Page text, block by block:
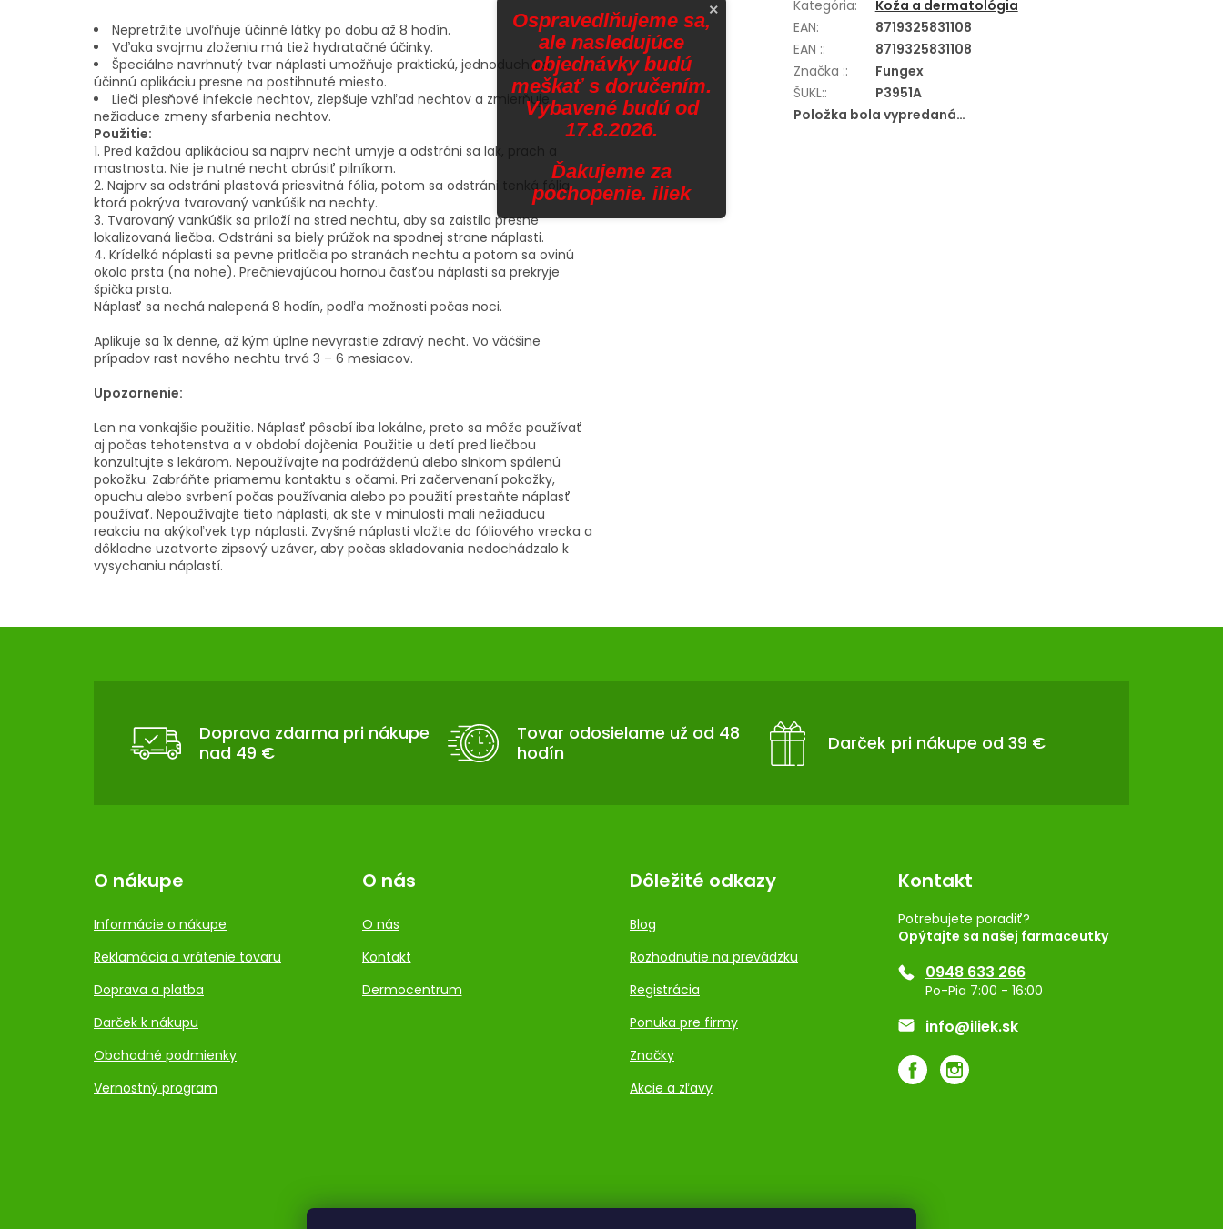
Nepretržite uvoľňuje účinné látky po dobu až 8 hodín.
Vďaka svojmu zloženiu má tiež hydratačné účinky.
Špeciálne navrhnutý tvar náplasti umožňuje praktickú, jednoduchú a
účinnú aplikáciu presne na postihnuté miesto.
Lieči plesňové infekcie nechtov, zlepšuje vzhľad nechtov a zmierňuje
nežiaduce zmeny sfarbenia nechtov.
Použitie:
1. Pred každou aplikáciou sa najprv necht umyje a odstráni sa lak, prach a
mastnosta. Nie je nutné necht obrúsiť pilníkom.
2. Najprv sa odstráni plastová priesvitná fólia, potom sa odstráni tenká fólia,
ktorá pokrýva tvarovaný vankúšik na nechty.
3. Tvarovaný vankúšik sa priloží na stred nechtu, aby sa zaistila presne
lokalizovaná liečba. Odstráni sa biely prúžok na spodnej strane náplasti.
4. Krídelká náplasti sa pevne pritlačia po stranách nechtu a potom sa ovinú
okolo prsta (na nohe). Prečnievajúcou hornou časťou náplasti sa prekryje
špička prsta.
Náplasť sa nechá nalepená 8 hodín, podľa možnosti počas noci.
Aplikuje sa 1x denne, až kým úplne nevyrastie zdravý necht. Vo väčšine
prípadov rast nového nechtu trvá 3 – 6 mesiacov.
Upozornenie:
Len na vonkajšie použitie. Náplasť pôsobí iba lokálne, preto sa môže používať
aj počas tehotenstva a v období dojčenia. Použitie u detí pred liečbou
konzultujte s lekárom. Nepoužívajte na podráždenú alebo slnkom spálenú
pokožku. Zabráňte priamemu kontaktu s očami. Pri začervenaní pokožky,
opuchu alebo svrbení počas používania alebo po použití prestaňte náplasť
používať. Nepoužívajte tieto náplasti, ak ste v minulosti mali nežiaducu
reakciu na akýkoľvek typ náplasti. Zvyšné náplasti vložte do fóliového vrecka a
dôkladne uzatvorte zipsový uzáver, aby počas skladovania nedochádzalo k
vysychaniu náplastí.
Kategória:
Koža a dermatológia
EAN:
8719325831108
EAN ::
8719325831108
Značka ::
Fungex
ŠUKL::
P3951A
Položka bola vypredaná…
Doprava zdarma pri nákupe
nad 49 €
Tovar odosielame už od 48
hodín
Darček pri nákupe od 39 €
O nákupe
Informácie o nákupe
Reklamácia a vrátenie tovaru
Doprava a platba
Darček k nákupu
Obchodné podmienky
Vernostný program
O nás
O nás
Kontakt
Dermocentrum
Dôležité odkazy
Blog
Rozhodnutie na prevádzku
Registrácia
Ponuka pre firmy
Značky
Akcie a zľavy
Kontakt
Potrebujete poradiť?
Opýtajte sa našej farmaceutky
0948 633 266
Po-Pia 7:00 - 16:00
info@iliek.sk
×
Ospravedlňujeme sa,
ale nasledujúce
objednávky budú
meškať s doručením.
Vybavené budú od
17.8.2026.
Ďakujeme za
pochopenie. iliek